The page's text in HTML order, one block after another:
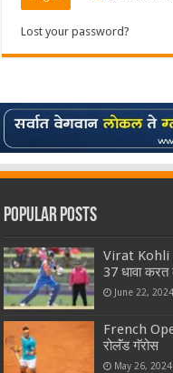
Lost your password?
Popular Posts
Virat Kohli :
37 धावा करत
June 22, 2024
French
रोलॅंड गॅरोस
May 26, 2024